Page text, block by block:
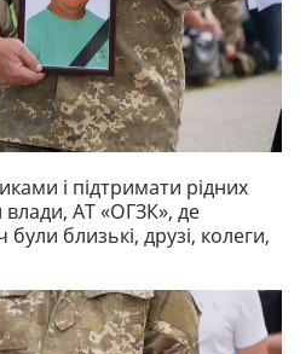
і підтримати рідних
АТ «ОГЗК», де
близькі, друзі, колеги,